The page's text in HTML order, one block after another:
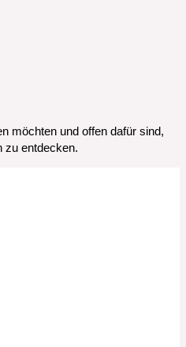
möchten und offen dafür sind,
zu entdecken.